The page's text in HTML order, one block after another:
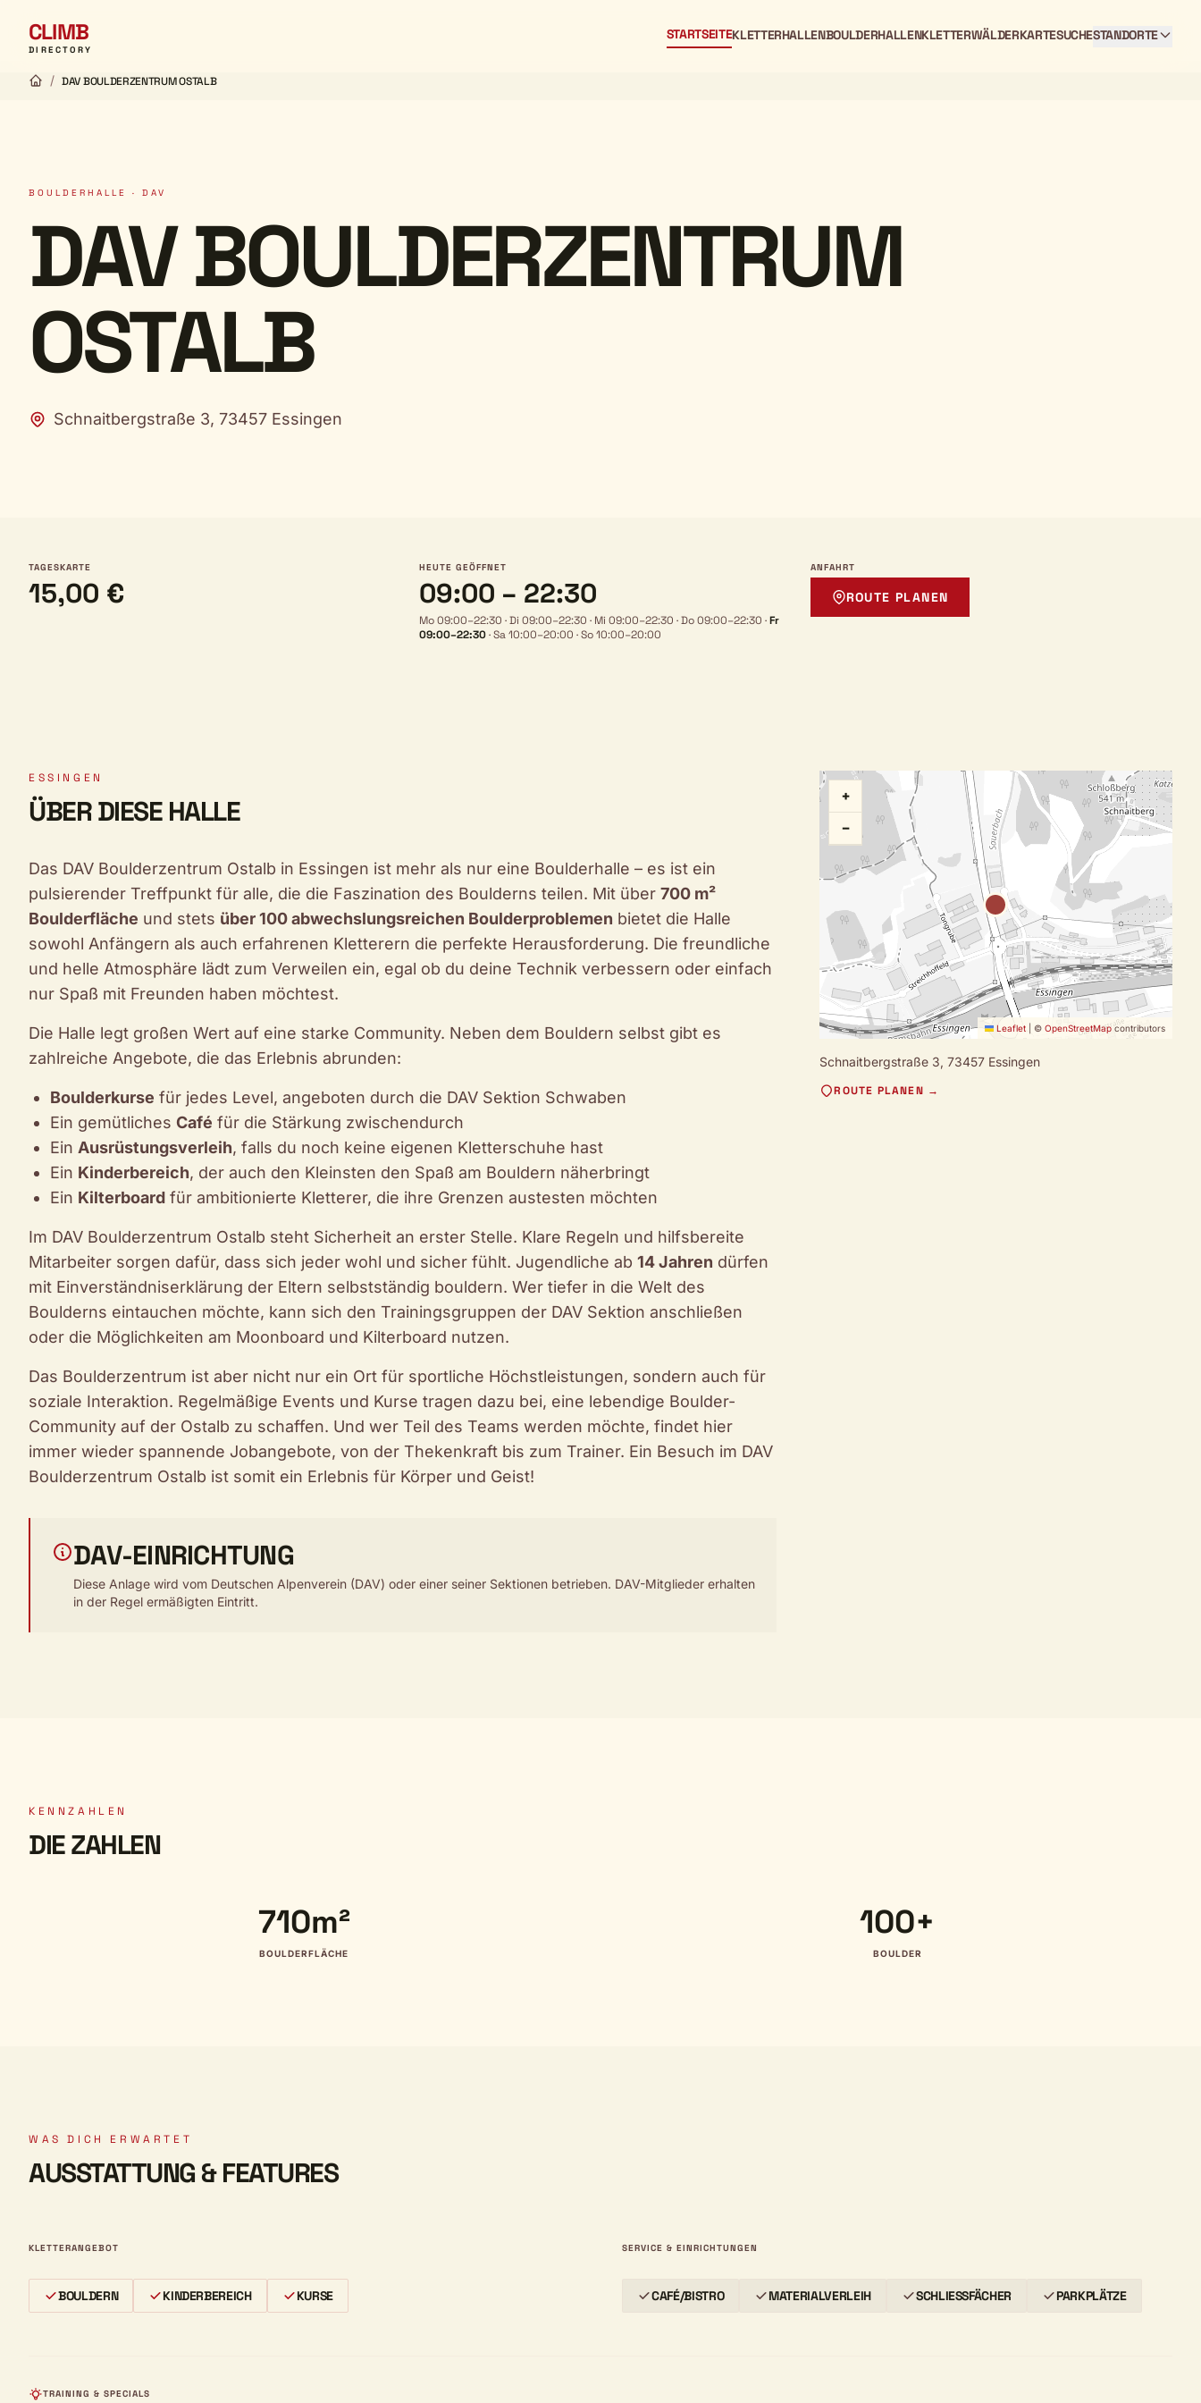
CLIMB
DIRECTORY
STARTSEITEKLETTERHALLENBOULDERHALLENKLETTERWÄLDERKARTESUCHESTANDORTE
/ DAV BOULDERZENTRUM OSTALB
BOULDERHALLE · DAV
DAV BOULDERZENTRUM
OSTALB
Schnaitbergstraße 3, 73457 Essingen
TAGESKARTE
15,00 €
HEUTE GEÖFFNET
09:00 – 22:30
Mo 09:00–22:30 ·Di 09:00–22:30 · Mi 09:00–22:30 ·Do 09:00–22:30 ·Fr
09:00–22:30·Sa 10:00–20:00 ·So 10:00–20:00
ANFAHRT
ROUTE PLANEN
ESSINGEN
ÜBER DIESE HALLE
Das DAV Boulderzentrum Ostalb in Essingen ist mehr als nur eine Boulderhalle – es ist ein
pulsierender Treffpunkt für alle, die die Faszination des Boulderns teilen. Mit über 700 m²
Boulderfläche und stets über 100 abwechslungsreichen Boulderproblemen bietet die Halle
sowohl Anfängern als auch erfahrenen Kletterern die perfekte Herausforderung. Die freundliche
und helle Atmosphäre lädt zum Verweilen ein, egal ob du deine Technik verbessern oder einfach
nur Spaß mit Freunden haben möchtest.
Die Halle legt großen Wert auf eine starke Community. Neben dem Bouldern selbst gibt es
zahlreiche Angebote, die das Erlebnis abrunden:
Boulderkurse für jedes Level, angeboten durch die DAV Sektion Schwaben
Ein gemütliches Café für die Stärkung zwischendurch
Ein Ausrüstungsverleih, falls du noch keine eigenen Kletterschuhe hast
Ein Kinderbereich, der auch den Kleinsten den Spaß am Bouldern näherbringt
Ein Kilterboard für ambitionierte Kletterer, die ihre Grenzen austesten möchten
Im DAV Boulderzentrum Ostalb steht Sicherheit an erster Stelle. Klare Regeln und hilfsbereite
Mitarbeiter sorgen dafür, dass sich jeder wohl und sicher fühlt. Jugendliche ab 14 Jahren dürfen
mit Einverständniserklärung der Eltern selbstständig bouldern. Wer tiefer in die Welt des
Boulderns eintauchen möchte, kann sich den Trainingsgruppen der DAV Sektion anschließen
oder die Möglichkeiten am Moonboard und Kilterboard nutzen.
Das Boulderzentrum ist aber nicht nur ein Ort für sportliche Höchstleistungen, sondern auch für
soziale Interaktion. Regelmäßige Events und Kurse tragen dazu bei, eine lebendige Boulder-
Community auf der Ostalb zu schaffen. Und wer Teil des Teams werden möchte, findet hier
immer wieder spannende Jobangebote, von der Thekenkraft bis zum Trainer. Ein Besuch im DAV
Boulderzentrum Ostalb ist somit ein Erlebnis für Körper und Geist!
DAV-EINRICHTUNG
Diese Anlage wird vom Deutschen Alpenverein (DAV) oder einer seiner Sektionen betrieben. DAV-Mitglieder erhalten
in der Regel ermäßigten Eintritt.
+
−
Leaflet © OpenStreetMapcontributors
Schnaitbergstraße 3,73457 Essingen
ROUTE PLANEN →
KENNZAHLEN
DIE ZAHLEN
710m²
BOULDERFLÄCHE
100+
BOULDER
WAS DICH ERWARTET
AUSSTATTUNG & FEATURES
KLETTERANGEBOT
BOULDERN KINDERBEREICH KURSE
SERVICE & EINRICHTUNGEN
CAFÉ/BISTRO MATERIALVERLEIH SCHLIESSFÄCHER PARKPLÄTZE
TRAINING & SPECIALS